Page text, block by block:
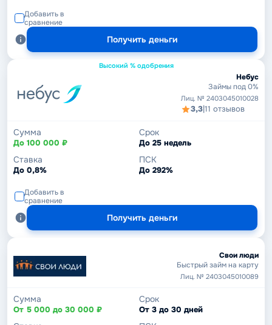
Добавить в
сравнение
Получить деньги
Высокий % одобрения
Небус
Займы под 0%
Лиц. № 2403045010028
3,3|11 отзывов
Сумма
До 100 000 ₽
Срок
До 25 недель
Ставка
До 0,8%
ПСК
До 292%
Добавить в
сравнение
Получить деньги
Свои люди
Быстрый займ на карту
Лиц. № 2403045010089
Сумма
От 5 000 до 30 000 ₽
Срок
От 3 до 30 дней